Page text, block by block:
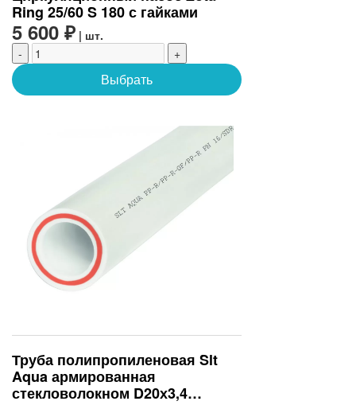
Ring 25/60 S 180 с гайками
5 600 ₽ | шт.
-
+
Выбрать
Труба полипропиленовая Slt
Aqua армированная
стекловолокном D20х3,4